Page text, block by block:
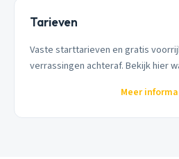
Tarieven
Vaste starttarieven en gratis
verrassingen achteraf. Bekijk hier
Meer